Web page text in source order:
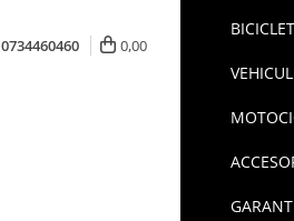
0734460460 0,00